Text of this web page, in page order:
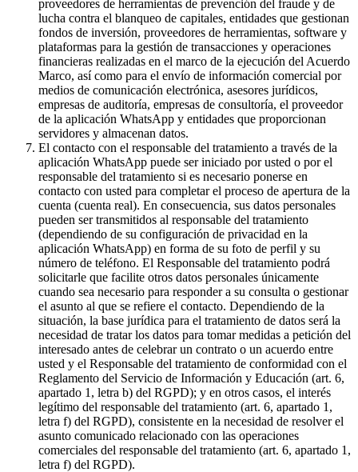
proveedores de herramientas de prevención del fraude y de
lucha contra el blanqueo de capitales, entidades que gestionan
fondos de inversión, proveedores de herramientas, software y
plataformas para la gestión de transacciones y operaciones
financieras realizadas en el marco de la ejecución del Acuerdo
Marco, así como para el envío de información comercial por
medios de comunicación electrónica, asesores jurídicos,
empresas de auditoría, empresas de consultoría, el proveedor
de la aplicación WhatsApp y entidades que proporcionan
servidores y almacenan datos.
El contacto con el responsable del tratamiento a través de la
aplicación WhatsApp puede ser iniciado por usted o por el
responsable del tratamiento si es necesario ponerse en
contacto con usted para completar el proceso de apertura de la
cuenta (cuenta real). En consecuencia, sus datos personales
pueden ser transmitidos al responsable del tratamiento
(dependiendo de su configuración de privacidad en la
aplicación WhatsApp) en forma de su foto de perfil y su
número de teléfono. El Responsable del tratamiento podrá
solicitarle que facilite otros datos personales únicamente
cuando sea necesario para responder a su consulta o gestionar
el asunto al que se refiere el contacto. Dependiendo de la
situación, la base jurídica para el tratamiento de datos será la
necesidad de tratar los datos para tomar medidas a petición del
interesado antes de celebrar un contrato o un acuerdo entre
usted y el Responsable del tratamiento de conformidad con el
Reglamento del Servicio de Información y Educación (art. 6,
apartado 1, letra b) del RGPD); y en otros casos, el interés
legítimo del responsable del tratamiento (art. 6, apartado 1,
letra f) del RGPD), consistente en la necesidad de resolver el
asunto comunicado relacionado con las operaciones
comerciales del responsable del tratamiento (art. 6, apartado 1,
letra f) del RGPD).